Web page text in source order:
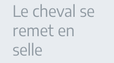
Le cheval se
remet en
selle